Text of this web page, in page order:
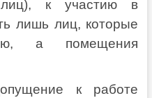
к участию в
лишь лиц, которые
а помещения
к работе